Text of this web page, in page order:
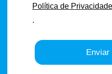
Política de Privacidade
.
Enviar